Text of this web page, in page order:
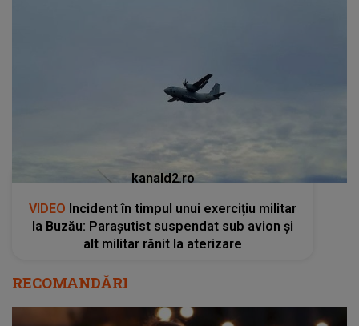
kanald2.ro
VIDEO Incident în timpul unui exercițiu militar
la Buzău: Parașutist suspendat sub avion și
alt militar rănit la aterizare
RECOMANDĂRI